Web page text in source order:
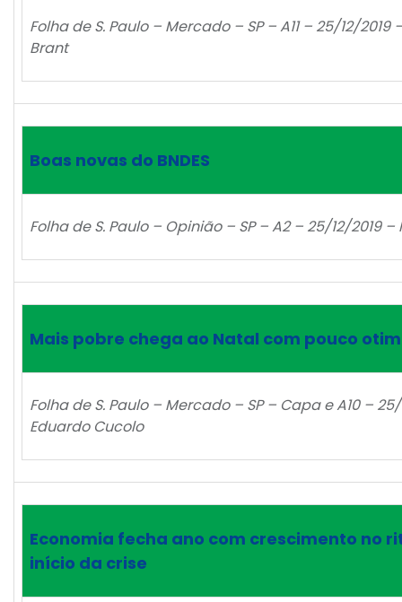
Folha de S. Paulo – Mercado – SP – A11 – 25/12/
Brant
Boas novas do BNDES
Folha de S. Paulo – Opinião – SP – A2 – 25/12/2019
Mais pobre chega ao Natal com pouco
Folha de S. Paulo – Mercado – SP – Capa e A10 –
Eduardo Cucolo
Economia fecha ano com crescimento no
início da crise